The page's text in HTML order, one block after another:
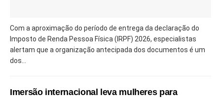
Com a aproximação do período de entrega da declaração do
Imposto de Renda Pessoa Física (IRPF) 2026, especialistas
alertam que a organização antecipada dos documentos é um
dos...
Imersão internacional leva mulheres para